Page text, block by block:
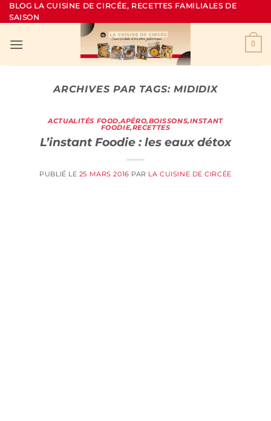
Passer
au
BLOG LA CUISINE DE CIRCÉE, RECETTES FAMILIALES DE
SAISON
0
ARCHIVES PAR TAGS:MIDIDIX
ACTUALITÉS FOOD,APÉRO,BOISSONS,INSTANT
FOODIE,RECETTES
L’instant Foodie : les eaux détox
PUBLIÉ LE 25 MARS 2016 PAR LA CUISINE DE CIRCÉE